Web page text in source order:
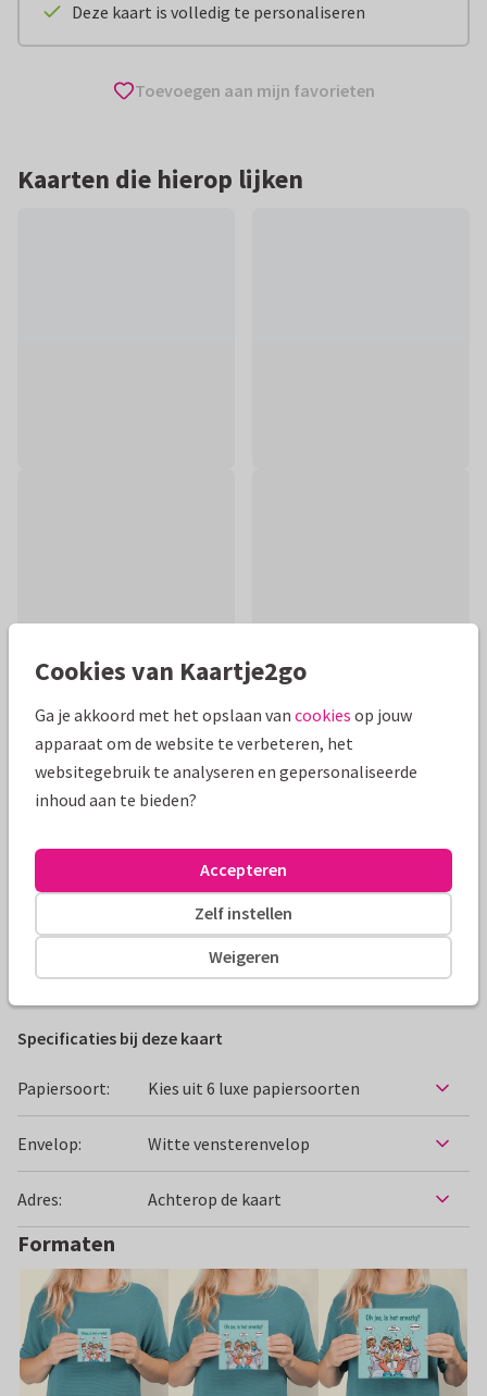
Deze kaart is volledig te personaliseren
Toevoegen aan mijn favorieten
Kaarten die hierop lijken
Productinformatie
Grappige beterschapskaart met patiënt, dokters en
de achtergrond kan je aanpassen.
Alle kaarten zijn helemaal naar wens aan te passen
Beterschapskaarten Hans Elsenburg
Specificaties bij deze kaart
Papiersoort: Kies uit 6 luxe papiersoorten
Envelop: Witte vensterenvelop
Adres: Achterop de kaart
Formaten
Cookies van Kaartje2go
Ga je akkoord met het opslaan van cookies op jouw
apparaat om de website te verbeteren, het
websitegebruik te analyseren en gepersonaliseerde
inhoud aan te bieden?
Weigeren
Zelf instellen
Accepteren